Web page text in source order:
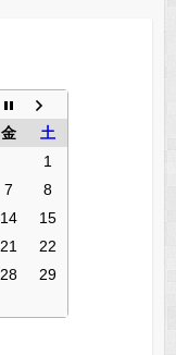
金
土
1
7
8
14
15
21
22
28
29